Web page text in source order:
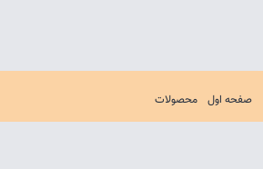
صفحه اول محصولات